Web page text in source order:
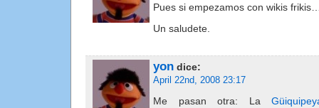
Pues si empezamos con wikis
Un saludete.
yon dice:
April 22nd, 2008 23:17
Me pasan otra: La